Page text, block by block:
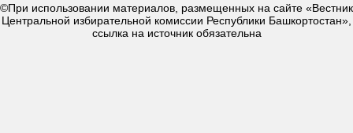
©При использовании материалов, размещенных на сайте «Вестник
Центральной избирательной комиссии Республики Башкортостан»,
ссылка на источник обязательна